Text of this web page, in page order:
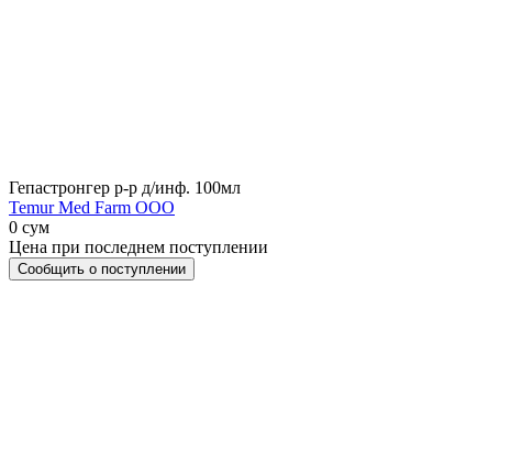
Гепастронгер р-р д/инф. 100мл
Temur Med Farm OOO
0 сум
Цена при последнем поступлении
Сообщить о поступлении